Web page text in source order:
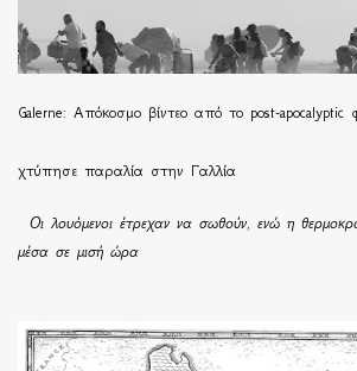
Galerne: Απόκοσμο βίντεο από το post-apocalyptic
χτύπησε παραλία στην Γαλλία
Οι λουόμενοι έτρεχαν να σωθούν, ενώ η
μέσα σε μισή ώρα